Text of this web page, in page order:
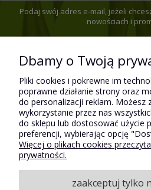
Podaj swój adres e-mail, jeżeli
nowościach i
Pomoc
Płatności i
Dbamy o Twoją
Pliki cookies i pokrewne im
poprawne działanie strony oraz
do personalizacji reklam. Możesz
wykorzystanie przez nas
do sklepu lub dostosować użycie
preferencji, wybierając opcję
Więcej o plikach cookies
prywatności.
zaakceptuj tylko